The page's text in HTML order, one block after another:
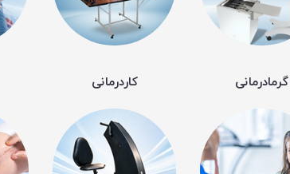
گرمادرمانی کاردرمانی